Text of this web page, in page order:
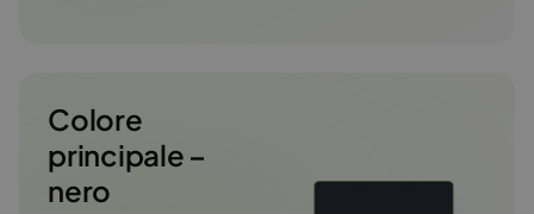
Colore
principale –
nero